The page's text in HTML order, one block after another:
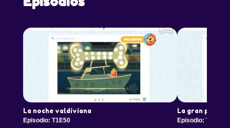
La noche valdiviana
Episodio: T1E50
La gran piloto
Episodio: T1E51